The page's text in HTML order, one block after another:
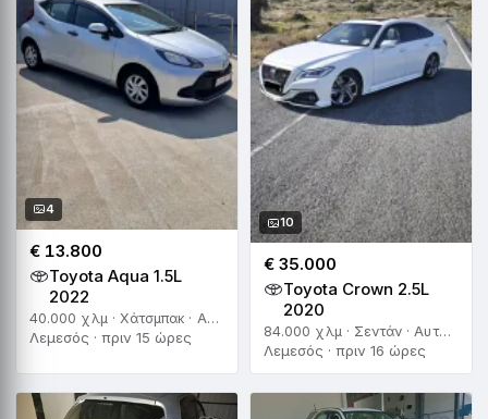
4
€ 13.800
Toyota Aqua 1.5L
2022
40.000 χλμ · Χάτσμπακ · Αυτόματο
Λεμεσός · πριν 15 ώρες
10
€ 35.000
Toyota Crown 2.5L
2020
84.000 χλμ · Σεντάν · Αυτόματο
Λεμεσός · πριν 16 ώρες